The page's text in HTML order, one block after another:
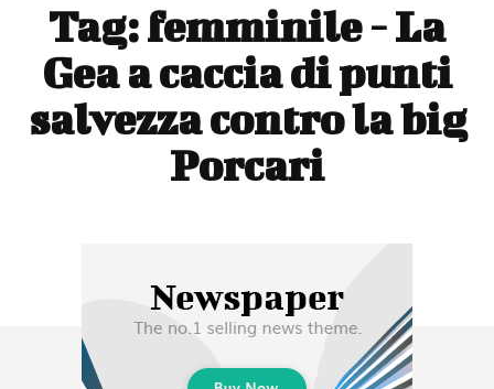
Tag:femminile - La
Gea a caccia di punti
salvezza contro la big
Porcari